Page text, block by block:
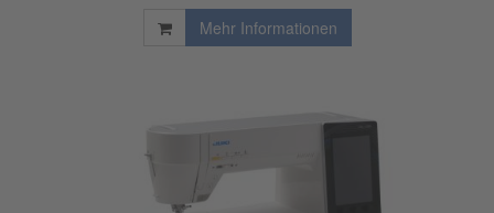
Mehr Informationen